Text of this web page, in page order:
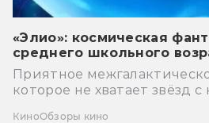
«Элио»: космическая
среднего школьного
Приятное
которое не хватает звёзд с
КиноОбзоры кино